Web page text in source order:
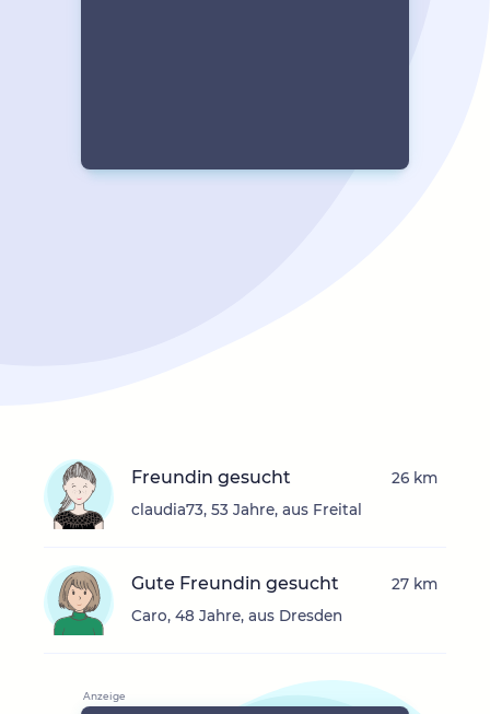
Freundin gesucht
claudia73, 53 Jahre, aus Freital
26 km
Gute Freundin gesucht
Caro, 48 Jahre, aus Dresden
27 km